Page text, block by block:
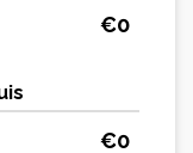
€0
€0